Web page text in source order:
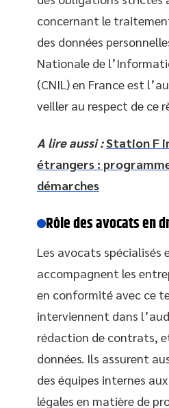
concernant le
des données
Nationale de
(CNIL) en France est
veiller au respect de ce
A lire aussi : Station F
étrangers :
démarches
Rôle des avocats en
Les avocats spécialisés
accompagnent les
en conformité avec ce
interviennent dans
rédaction de contrats,
données. Ils assurent
des équipes internes
légales en matière de